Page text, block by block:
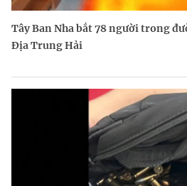
Tây Ban Nha bắt 78 người trong
Địa Trung Hải